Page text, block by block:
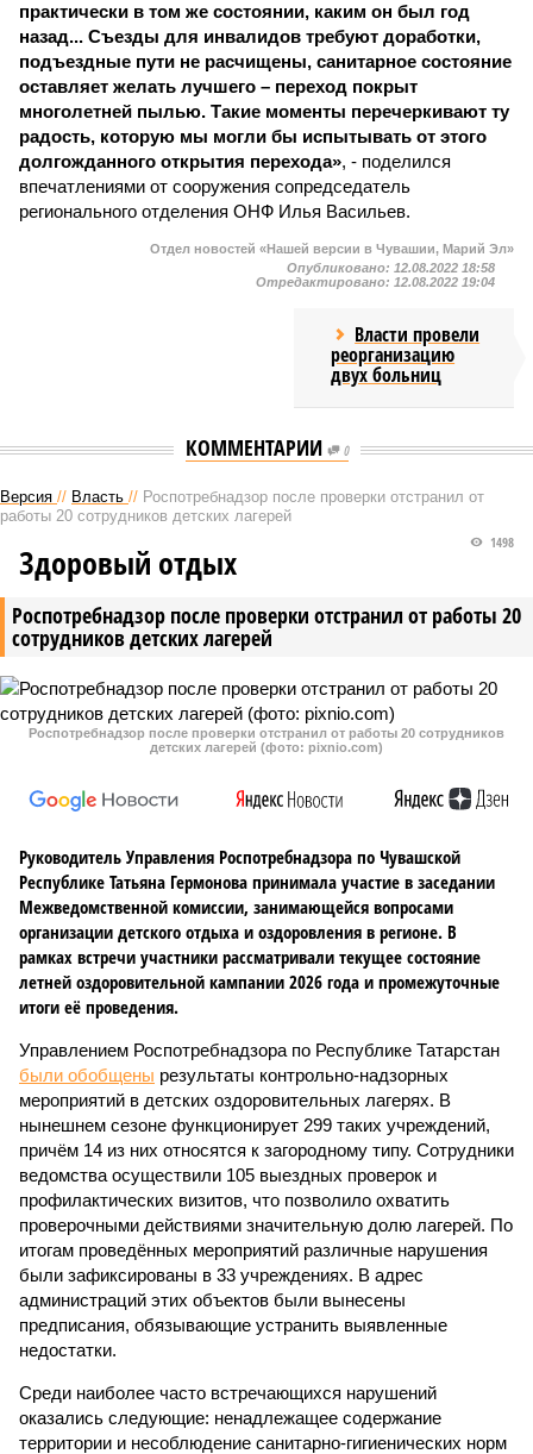
практически в том же состоянии, каким он был год
назад... Съезды для инвалидов требуют доработки,
подъездные пути не расчищены, санитарное состояние
оставляет желать лучшего – переход покрыт
многолетней пылью. Такие моменты перечеркивают ту
радость, которую мы могли бы испытывать от этого
долгожданного открытия перехода», - поделился
впечатлениями от сооружения сопредседатель
регионального отделения ОНФ Илья Васильев.
Отдел новостей «Нашей версии в Чувашии, Марий Эл»
Опубликовано: 12.08.2022 18:58
Отредактировано: 12.08.2022 19:04
Власти провели
реорганизацию
двух больниц
КОММЕНТАРИИ 0
Версия // Власть // Роспотребнадзор после проверки отстранил от
работы 20 сотрудников детских лагерей
Роспотребнадзор после проверки отстранил от работы 20
сотрудников детских лагерей
1498
Здоровый отдых
Роспотребнадзор после проверки отстранил от работы 20 сотрудников
детских лагерей (фото: pixnio.com)
Руководитель Управления Роспотребнадзора по Чувашской
Республике Татьяна Гермонова принимала участие в заседании
Межведомственной комиссии, занимающейся вопросами
организации детского отдыха и оздоровления в регионе. В
рамках встречи участники рассматривали текущее состояние
летней оздоровительной кампании 2026 года и промежуточные
итоги её проведения.
Управлением Роспотребнадзора по Республике Татарстан
были обобщены результаты контрольно-надзорных
мероприятий в детских оздоровительных лагерях. В
нынешнем сезоне функционирует 299 таких учреждений,
причём 14 из них относятся к загородному типу. Сотрудники
ведомства осуществили 105 выездных проверок и
профилактических визитов, что позволило охватить
проверочными действиями значительную долю лагерей. По
итогам проведённых мероприятий различные нарушения
были зафиксированы в 33 учреждениях. В адрес
администраций этих объектов были вынесены
предписания, обязывающие устранить выявленные
недостатки.
Среди наиболее часто встречающихся нарушений
оказались следующие: ненадлежащее содержание
территории и несоблюдение санитарно-гигиенических норм